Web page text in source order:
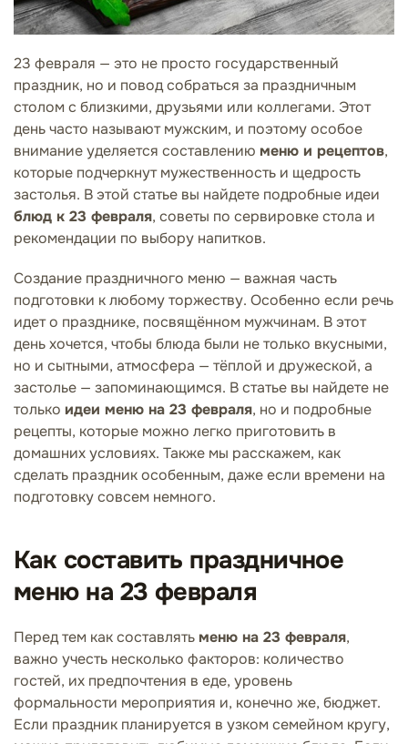
23 февраля — это не просто государственный
праздник, но и повод собраться за праздничным
столом с близкими, друзьями или коллегами. Этот
день часто называют мужским, и поэтому особое
внимание уделяется составлению меню и рецептов,
которые подчеркнут мужественность и щедрость
застолья. В этой статье вы найдете подробные идеи
блюд к 23 февраля, советы по сервировке стола и
рекомендации по выбору напитков.
Создание праздничного меню — важная часть
подготовки к любому торжеству. Особенно если речь
идет о празднике, посвящённом мужчинам. В этот
день хочется, чтобы блюда были не только вкусными,
но и сытными, атмосфера — тёплой и дружеской, а
застолье — запоминающимся. В статье вы найдете не
только идеи меню на 23 февраля, но и подробные
рецепты, которые можно легко приготовить в
домашних условиях. Также мы расскажем, как
сделать праздник особенным, даже если времени на
подготовку совсем немного.
Как составить праздничное
меню на 23 февраля
Перед тем как составлятьменю на 23 февраля,
важно учесть несколько факторов: количество
гостей, их предпочтения в еде, уровень
формальности мероприятия и, конечно же, бюджет.
Если праздник планируется в узком семейном кругу,